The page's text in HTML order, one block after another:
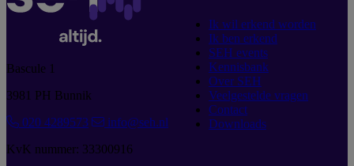
Bascule 1
3981 PH Bunnik
020 4289573
info@seh.nl
KvK nummer: 33300916
Ik wil erkend worden
Ik ben erkend
SEH events
Kennisbank
Over SEH
Veelgestelde vragen
Contact
Downloads